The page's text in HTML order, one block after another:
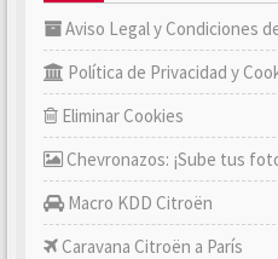
Aviso Legal y Condiciones
Política de Privacidad y
Eliminar Cookies
Chevronazos: ¡Sube tus
Macro KDD Citroën
Caravana Citroën a París